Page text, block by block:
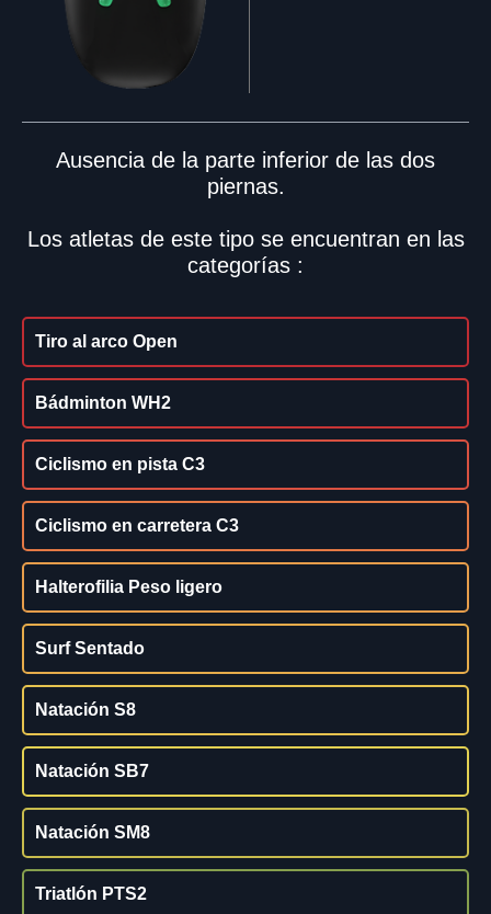
Ausencia de la parte inferior de las dos
piernas.
Los atletas de este tipo se encuentran en las
categorías :
Tiro al arco Open
Bádminton WH2
Ciclismo en pista C3
Ciclismo en carretera C3
Halterofilia Peso ligero
Surf Sentado
Natación S8
Natación SB7
Natación SM8
Triatlón PTS2